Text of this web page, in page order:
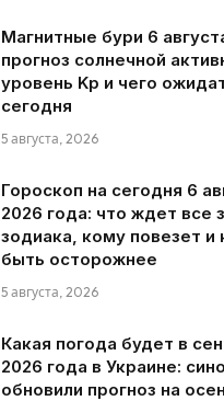
Магнитные бури 6
прогноз солнечной
уровень Kp и чего
сегодня
5 августа, 2026
Гороскоп на сегодня 6
2026 года: что ждет все
зодиака, кому повезет и
быть осторожнее
5 августа, 2026
Какая погода будет в
2026 года в Украине:
обновили прогноз на